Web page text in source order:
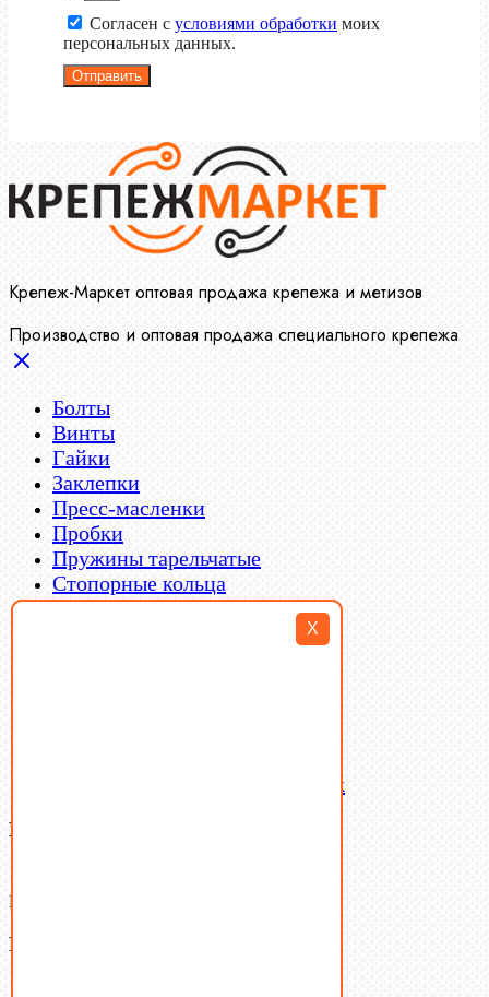
X
Согласен с условиями обработки моих
персональных данных.
Отправить
Крепеж-Маркет оптовая продажа крепежа и метизов
Производство и оптовая продажа специального крепежа
Болты
Винты
Гайки
Заклепки
Пресс-масленки
Пробки
Пружины тарельчатые
Стопорные кольца
Такелаж
Латунный и бронзовый крепеж
Ваша корзина
В корзине нет товаров.
Поиск